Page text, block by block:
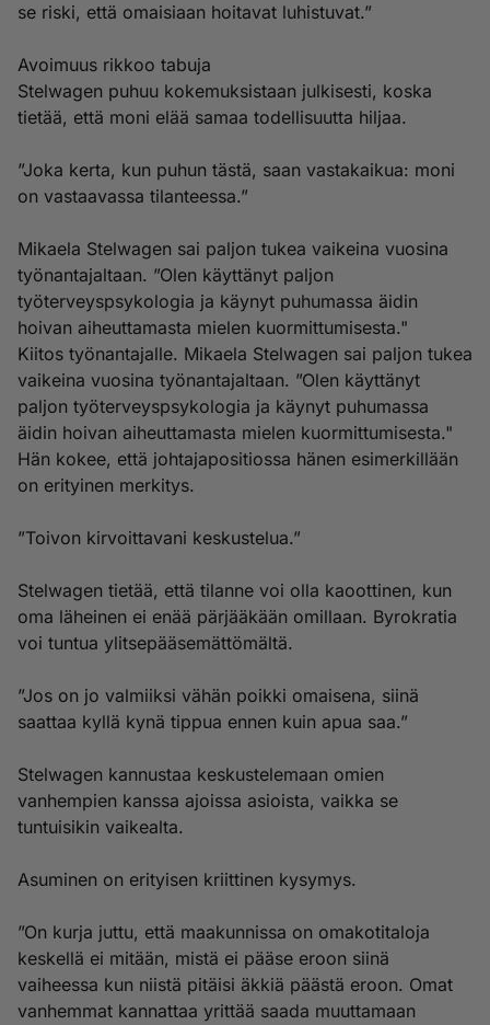
se riski, että omaisiaan hoitavat luhistuvat.”
Avoimuus rikkoo tabuja
Stelwagen puhuu kokemuksistaan julkisesti, koska
tietää, että moni elää samaa todellisuutta hiljaa.
”Joka kerta, kun puhun tästä, saan vastakaikua: moni
on vastaavassa tilanteessa.”
Mikaela Stelwagen sai paljon tukea vaikeina vuosina
työnantajaltaan. ”Olen käyttänyt paljon
työterveyspsykologia ja käynyt puhumassa äidin
hoivan aiheuttamasta mielen kuormittumisesta."
Kiitos työnantajalle. Mikaela Stelwagen sai paljon tukea
vaikeina vuosina työnantajaltaan. ”Olen käyttänyt
paljon työterveyspsykologia ja käynyt puhumassa
äidin hoivan aiheuttamasta mielen kuormittumisesta."
Hän kokee, että johtajapositiossa hänen esimerkillään
on erityinen merkitys.
”Toivon kirvoittavani keskustelua.”
Stelwagen tietää, että tilanne voi olla kaoottinen, kun
oma läheinen ei enää pärjääkään omillaan. Byrokratia
voi tuntua ylitsepääsemättömältä.
”Jos on jo valmiiksi vähän poikki omaisena, siinä
saattaa kyllä kynä tippua ennen kuin apua saa.”
Stelwagen kannustaa keskustelemaan omien
vanhempien kanssa ajoissa asioista, vaikka se
tuntuisikin vaikealta.
Asuminen on erityisen kriittinen kysymys.
”On kurja juttu, että maakunnissa on omakotitaloja
keskellä ei mitään, mistä ei pääse eroon siinä
vaiheessa kun niistä pitäisi äkkiä päästä eroon. Omat
vanhemmat kannattaa yrittää saada muuttamaan